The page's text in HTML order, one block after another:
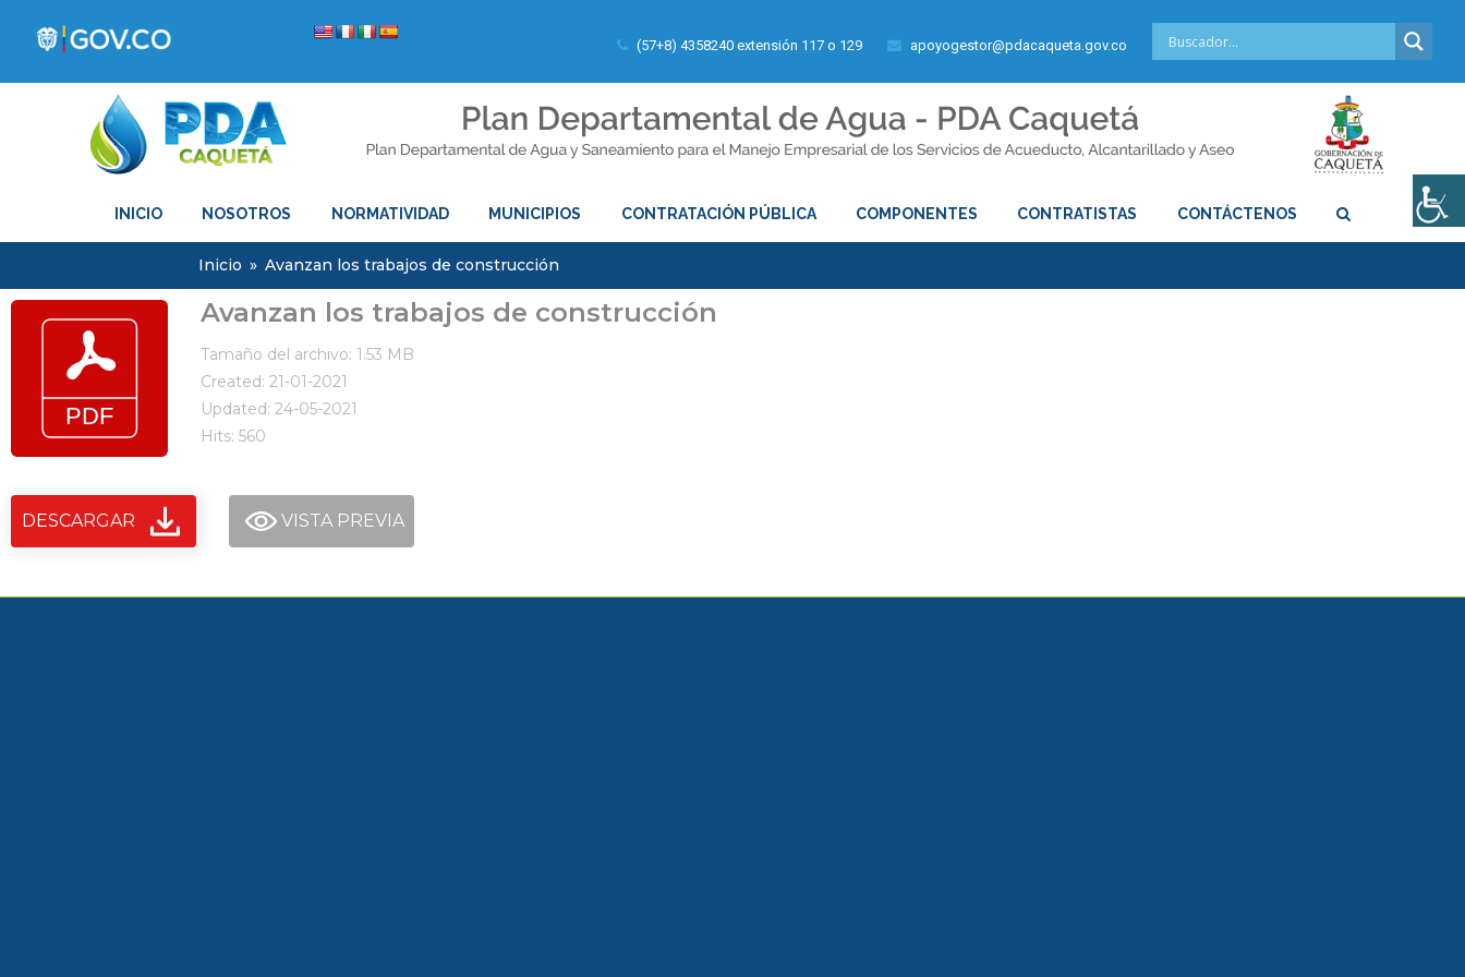
(57+8) 4358240 extensión 117 o 129 apoyogestor@pdacaqueta.gov.co
INICIO NOSOTROS NORMATIVIDAD MUNICIPIOS CONTRATACIÓN PÚBLICA COMPONENTES CONTRATISTAS CONTÁCTENOS
Inicio » Avanzan los trabajos de construcción
Avanzan los trabajos de construcción
Tamaño del archivo: 1.53 MB
Created: 21-01-2021
Updated: 24-05-2021
Hits: 560
DESCARGAR VISTA PREVIA